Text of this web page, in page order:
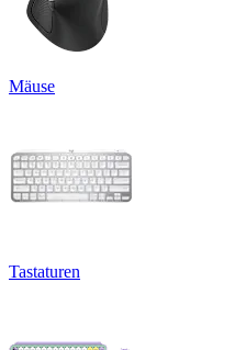
Mäuse
Tastaturen